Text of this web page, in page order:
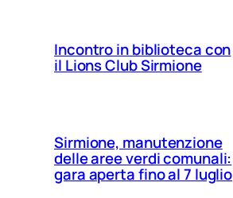
Incontro in biblioteca con
il Lions Club Sirmione
Sirmione, manutenzione
delle aree verdi comunali:
gara aperta fino al 7 luglio